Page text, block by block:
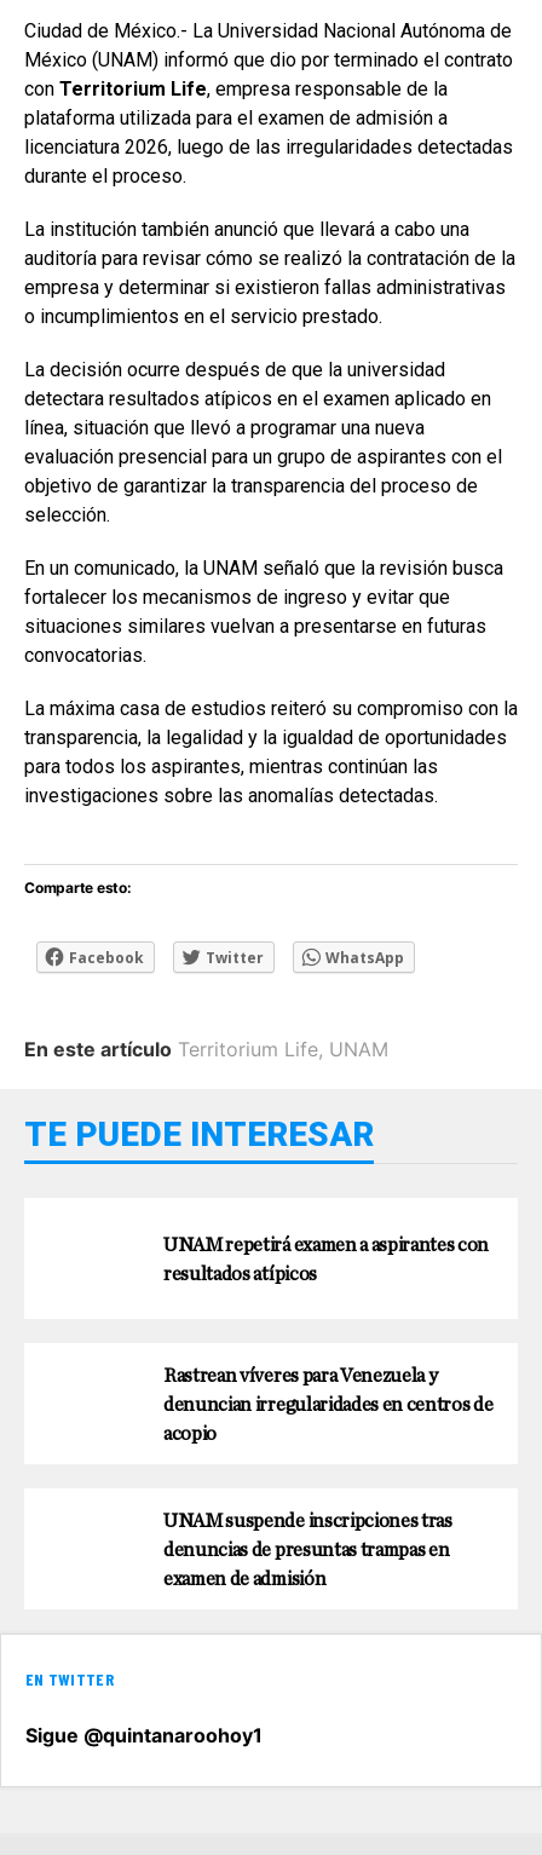
Ciudad de México.- La Universidad Nacional Autónoma de
México (UNAM) informó que dio por terminado el contrato
con Territorium Life, empresa responsable de la
plataforma utilizada para el examen de admisión a
licenciatura 2026, luego de las irregularidades detectadas
durante el proceso.
La institución también anunció que llevará a cabo una
auditoría para revisar cómo se realizó la contratación de la
empresa y determinar si existieron fallas administrativas
o incumplimientos en el servicio prestado.
La decisión ocurre después de que la universidad
detectara resultados atípicos en el examen aplicado en
línea, situación que llevó a programar una nueva
evaluación presencial para un grupo de aspirantes con el
objetivo de garantizar la transparencia del proceso de
selección.
En un comunicado, la UNAM señaló que la revisión busca
fortalecer los mecanismos de ingreso y evitar que
situaciones similares vuelvan a presentarse en futuras
convocatorias.
La máxima casa de estudios reiteró su compromiso con la
transparencia, la legalidad y la igualdad de oportunidades
para todos los aspirantes, mientras continúan las
investigaciones sobre las anomalías detectadas.
Comparte esto:
Facebook Twitter WhatsApp
En este artículo Territorium Life, UNAM
TE PUEDE INTERESAR
UNAM repetirá examen a aspirantes con
resultados atípicos
Rastrean víveres para Venezuela y
denuncian irregularidades en centros de
acopio
UNAM suspende inscripciones tras
denuncias de presuntas trampas en
examen de admisión
EN TWITTER
Sigue @quintanaroohoy1